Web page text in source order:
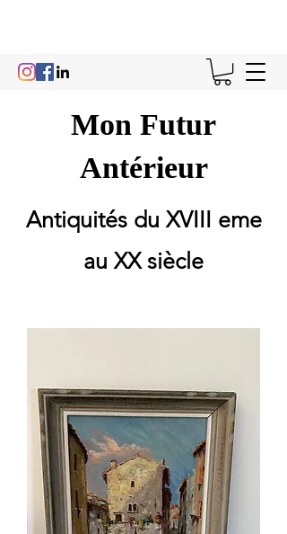
Mon Futur
Antérieur
Antiquités du XVIII eme
au XX siècle